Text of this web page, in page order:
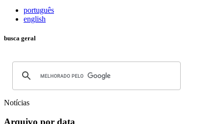
português
english
busca geral
Notícias
Arquivo por data